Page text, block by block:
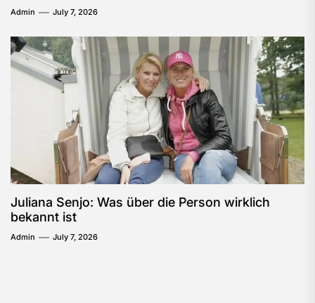
Admin July 7, 2026
Juliana Senjo: Was über die Person wirklich
bekannt ist
Admin July 7, 2026